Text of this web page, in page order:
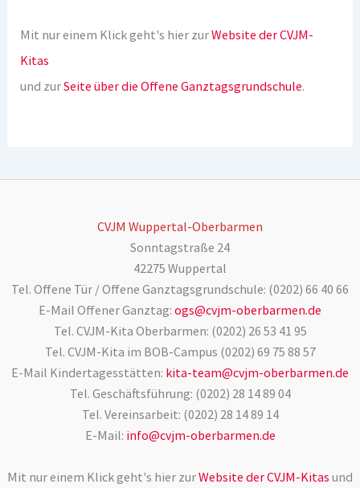
Mit nur einem Klick geht's hier zurWebsite der CVJM-
Kitas
und zurSeite über die Offene Ganztagsgrundschule.
CVJM Wuppertal-Oberbarmen
Sonntagstraße 24
42275 Wuppertal
Tel. Offene Tür / Offene Ganztagsgrundschule: (0202) 66 40 66
E-Mail Offener Ganztag: ogs@cvjm-oberbarmen.de
Tel. CVJM-Kita Oberbarmen: (0202) 26 53 41 95
Tel. CVJM-Kita im BOB-Campus (0202) 69 75 88 57
E-Mail Kindertagesstätten: kita-team@cvjm-oberbarmen.de
Tel. Geschäftsführung: (0202) 28 14 89 04
Tel. Vereinsarbeit: (0202) 28 14 89 14
E-Mail: info@cvjm-oberbarmen.de
Mit nur einem Klick geht's hier zurWebsite der CVJM-Kitas und